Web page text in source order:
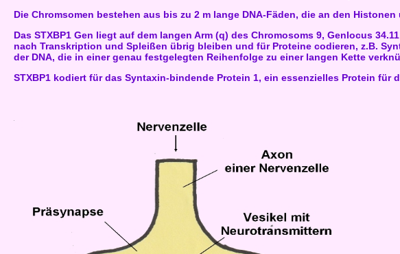
Die Chromsomen bestehen aus bis zu 2 m lange DNA-Fäden, die an den
Das STXBP1 Gen liegt auf dem langen Arm (q) des Chromosoms 9, Genlocus
nach Transkription und Spleißen übrig bleiben und für Proteine codieren, z.B.
der DNA, die in einer genau festgelegten Reihenfolge zu einer langen Kette
STXBP1 kodiert für das Syntaxin-bindende Protein 1, ein essenzielles Protein